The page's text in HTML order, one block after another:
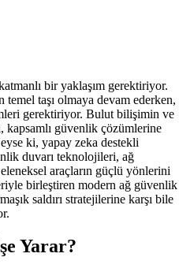
bir yaklaşım gerektiriyor.
temel taşı olmaya devam ederken,
gerektiriyor. Bulut bilişimin ve
kapsamlı güvenlik çözümlerine
ki, yapay zeka destekli
duvarı teknolojileri, ağ
araçların güçlü yönlerini
birleştiren modern ağ güvenlik
saldırı stratejilerine karşı bile
Yarar?